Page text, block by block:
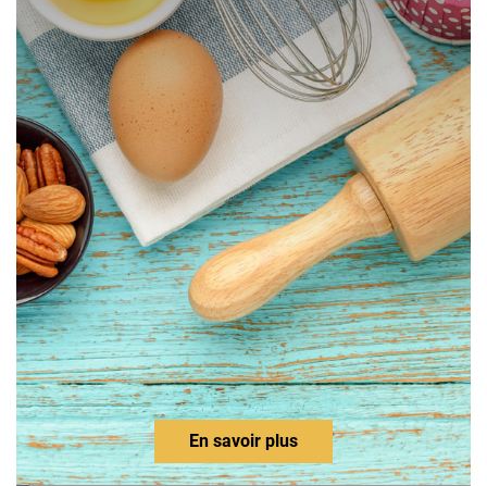
En savoir plus